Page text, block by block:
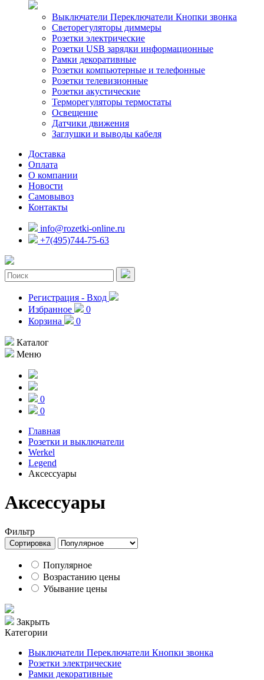
Выключатели Переключатели Кнопки звонка
Светорегуляторы диммеры
Розетки электрические
Розетки USB зарядки информационные
Рамки декоративные
Розетки компьютерные и телефонные
Розетки телевизионные
Розетки акустические
Терморегуляторы термостаты
Освещение
Датчики движения
Заглушки и выводы кабеля
Доставка
Оплата
О компании
Новости
Самовывоз
Контакты
info@rozetki-online.ru
+7(495)744-75-63
Регистрация - Вход
Избранное
0
Корзина
0
Каталог
Меню
0
0
Главная
Розетки и выключатели
Werkel
Legend
Аксессуары
Аксессуары
Фильтр
Сортировка
Популярное
Возрастанию цены
Убывание цены
Закрыть
Категории
Выключатели Переключатели Кнопки звонка
Розетки электрические
Рамки декоративные